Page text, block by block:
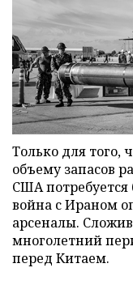
Только для того,
объему запасов
США потребуется
война с Ираном
арсеналы.
многолетний
перед Китаем.